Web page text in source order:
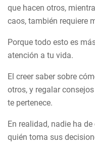
que hacen otros,
caos, también requiere
Porque todo esto es
atención a tu vida.
El creer saber sobre
otros, y regalar
te pertenece.
En realidad, nadie ha
quién toma sus